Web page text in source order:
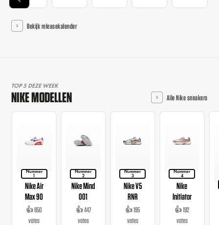
Bekijk releasekalender
TOP 5 DEZE WEEK
NIKE MODELLEN Alle Nike sneakers
Nummer
1
Nike Air
Max 90
👍 850
votes
Nummer
2
Nike Mind
001
👍 447
votes
Nummer
3
Nike V5
RNR
👍 195
votes
Nummer
4
Nike
Initiator
👍 192
votes